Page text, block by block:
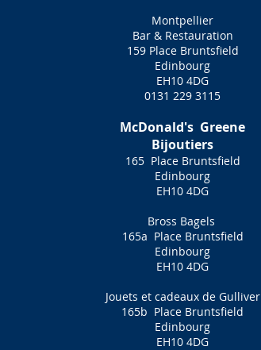
Montpellier
Bar & Restauration
159 Place Bruntsfield
Edinbourg
EH10 4DG
0131 229 3115
McDonald's Greene
Bijoutiers
165 Place Bruntsfield
Edinbourg
EH10 4DG
Bross Bagels
165a Place Bruntsfield
Edinbourg
EH10 4DG
Jouets et cadeaux de Gulliver
165b Place Bruntsfield
Edinbourg
EH10 4DG